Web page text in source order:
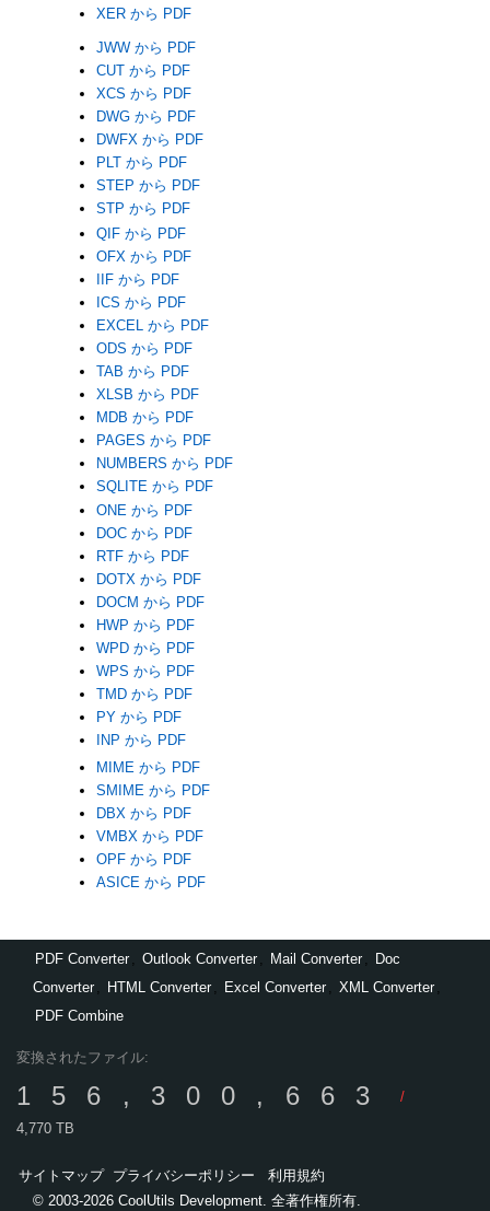
XER から PDF
JWW から PDF
CUT から PDF
XCS から PDF
DWG から PDF
DWFX から PDF
PLT から PDF
STEP から PDF
STP から PDF
QIF から PDF
OFX から PDF
IIF から PDF
ICS から PDF
EXCEL から PDF
ODS から PDF
TAB から PDF
XLSB から PDF
MDB から PDF
PAGES から PDF
NUMBERS から PDF
SQLITE から PDF
ONE から PDF
DOC から PDF
RTF から PDF
DOTX から PDF
DOCM から PDF
HWP から PDF
WPD から PDF
WPS から PDF
TMD から PDF
PY から PDF
INP から PDF
MIME から PDF
SMIME から PDF
DBX から PDF
VMBX から PDF
OPF から PDF
ASICE から PDF
PDF Converter Outlook Converter Mail Converter
Doc
Converter
HTML Converter Excel Converter XML Converter
PDF Combine
変換されたファイル:
156,300,663
/
4,770 TB
サイトマップ プライバシーポリシー
利用規約
© 2003-2026 CoolUtils Development. 全著作権所有.